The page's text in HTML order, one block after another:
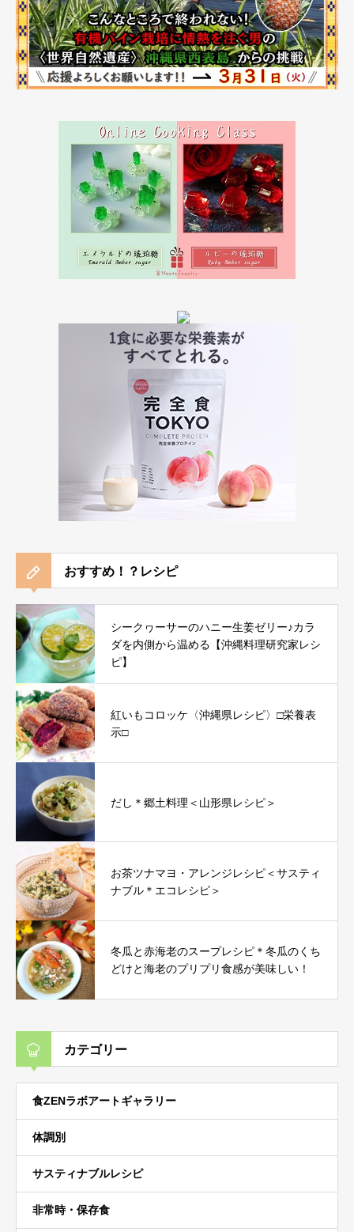
おすすめ！？レシピ
シークヮーサーのハニー生姜ゼリー♪カラ
ダを内側から温める【沖縄料理研究家レシ
ピ】
紅いもコロッケ〈沖縄県レシピ〉□栄養表
示□
だし＊郷土料理＜山形県レシピ＞
お茶ツナマヨ・アレンジレシピ＜サスティ
ナブル＊エコレシピ＞
冬瓜と赤海老のスープレシピ＊冬瓜のくち
どけと海老のプリプリ食感が美味しい！
カテゴリー
食ZENラボアートギャラリー
体調別
サスティナブルレシピ
非常時・保存食